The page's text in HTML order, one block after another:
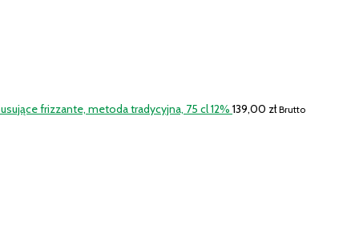
frizzante, metoda tradycyjna, 75 cl 12% 139,00 zł Brutto